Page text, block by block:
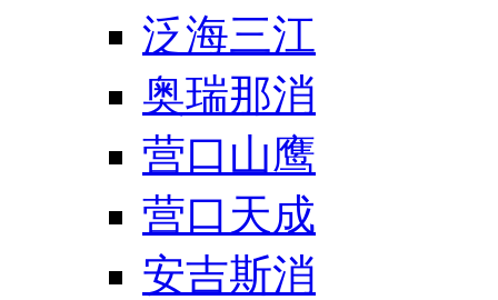
泛海三江
奥瑞那消
营口山鹰
营口天成
安吉斯消